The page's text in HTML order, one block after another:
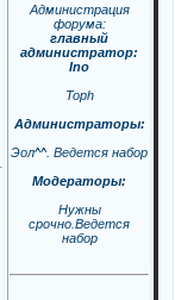
Администрация
форума:
главный
администратор:
Ino
Toph
Администраторы:
Эол^^. Ведется набор
Модераторы:
Нужны
срочно.Ведется
набор